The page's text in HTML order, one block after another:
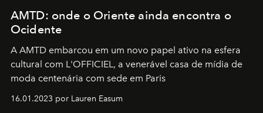
AMTD: onde o Oriente ainda encontra o
Ocidente
A AMTD embarcou em um novo papel ativo na esfera
cultural com L'OFFICIEL, a venerável casa de mídia de
moda centenária com sede em Paris
16.01.2023 por Lauren Easum